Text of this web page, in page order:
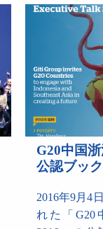
G20中国
公認ブッ
2016年9月4
れた「G20